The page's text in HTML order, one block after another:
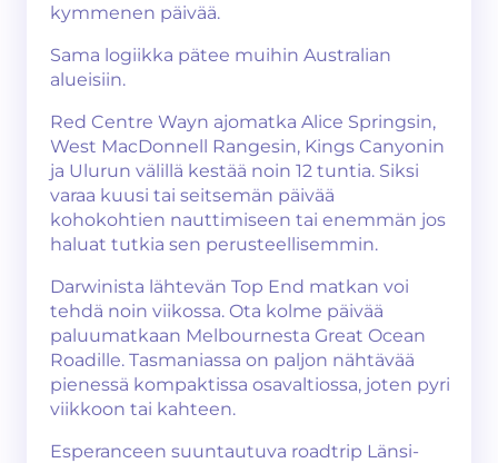
kymmenen päivää.
Sama logiikka pätee muihin Australian
alueisiin.
Red Centre Wayn ajomatka Alice Springsin,
West MacDonnell Rangesin, Kings Canyonin
ja Ulurun välillä kestää noin 12 tuntia. Siksi
varaa kuusi tai seitsemän päivää
kohokohtien nauttimiseen tai enemmän jos
haluat tutkia sen perusteellisemmin.
Darwinista lähtevän Top End matkan voi
tehdä noin viikossa. Ota kolme päivää
paluumatkaan Melbournesta Great Ocean
Roadille. Tasmaniassa on paljon nähtävää
pienessä kompaktissa osavaltiossa, joten pyri
viikkoon tai kahteen.
Esperanceen suuntautuva roadtrip Länsi-